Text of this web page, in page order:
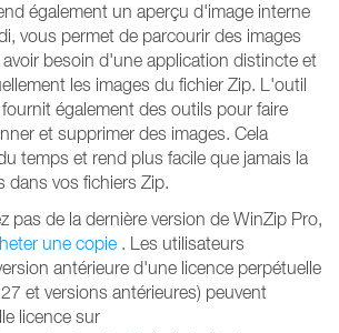
également un aperçu d'image interne
vous permet de parcourir des images
avoir besoin d'une application distincte et
les images du fichier Zip. L'outil
également des outils pour faire
et supprimer des images. Cela
temps et rend plus facile que jamais la
dans vos fichiers Zip.
pas de la dernière version de WinZip Pro,
une copie . Les utilisateurs
antérieure d'une licence perpétuelle
et versions antérieures) peuvent
licence sur